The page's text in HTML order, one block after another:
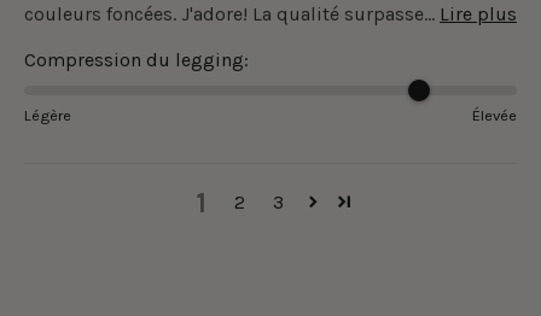
couleurs foncées. J'adore! La qualité surpasse... Lire plus
Compression du legging:
Légère Élevée
1 2 3